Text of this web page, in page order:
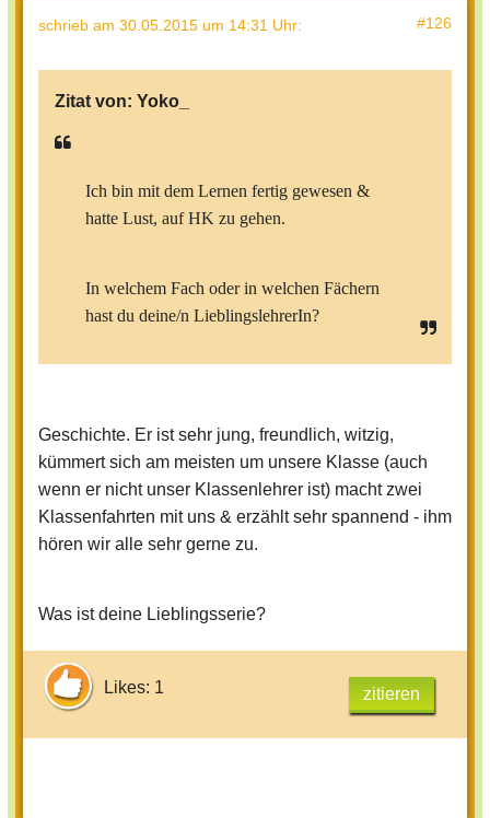
schrieb am 30.05.2015 um 14:31 Uhr: #126
Zitat von: Yoko_
Ich bin mit dem Lernen fertig gewesen &
hatte Lust, auf HK zu gehen.
In welchem Fach oder in welchen Fächern
hast du deine/n LieblingslehrerIn?
Geschichte. Er ist sehr jung, freundlich, witzig,
kümmert sich am meisten um unsere Klasse (auch
wenn er nicht unser Klassenlehrer ist) macht zwei
Klassenfahrten mit uns & erzählt sehr spannend - ihm
hören wir alle sehr gerne zu.
Was ist deine Lieblingsserie?
Likes: 1 zitieren